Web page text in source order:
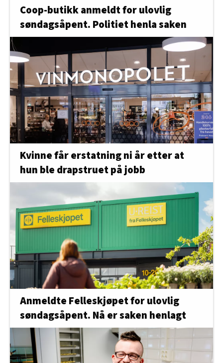
Coop-butikk anmeldt for ulovlig
søndagsåpent. Politiet henla saken
Kvinne får erstatning ni år etter at
hun ble drapstruet på jobb
Anmeldte Felleskjøpet for ulovlig
søndagsåpent. Nå er saken henlagt